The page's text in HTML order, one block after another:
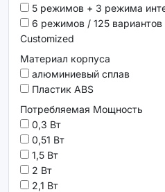
5 режимов + 3 режима
6 режимов / 125
Customized
Материал корпуса
алюминиевый сплав
Пластик ABS
Потребляемая Мощность
0,3 Вт
0,51 Вт
1,5 Вт
2 Вт
2,1 Вт